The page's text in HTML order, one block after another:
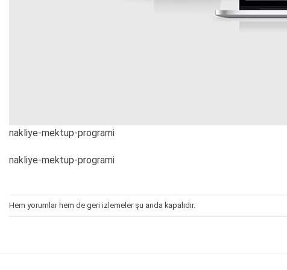
nakliye-mektup-programi
nakliye-mektup-programi
Hem yorumlar hem de geri izlemeler şu anda kapalıdır.